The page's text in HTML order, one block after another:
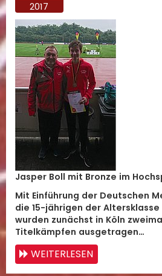
2017
Jasper Boll mit Bronze im
Mit Einführung der Deutschen
die 15-jährigen der Altersklasse
wurden zunächst in Köln
Titelkämpfen ausgetragen…
WEITERLESEN